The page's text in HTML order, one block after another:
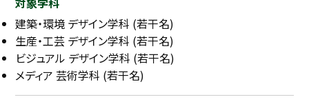
高専生コミュニティ
めもらす
本科5年生・専攻科2年生向け
9/30
建築・環境 デザイン学科 (若干名)
生産・工芸 デザイン学科 (若干名)
ビジュアル デザイン学科 (若干名)
メディア 芸術学科 (若干名)